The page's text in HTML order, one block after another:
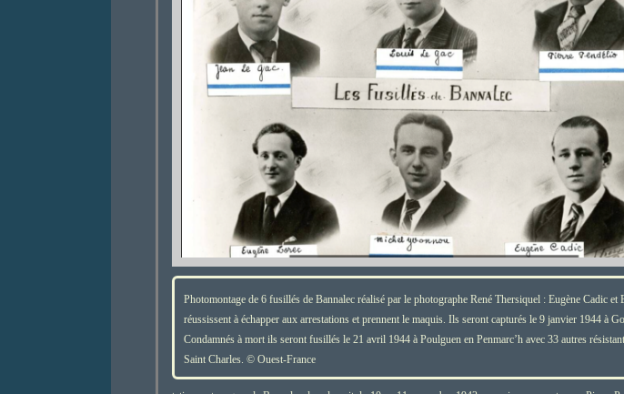
Photomontage de 6 fusillés de Bannalec réalisé par le photographe René Thersiquel : Eugène Cadic et
réussissent à échapper aux arrestations et prennent le maquis. Ils seront capturés le 9 janvier 1944 à
Condamnés à mort ils seront fusillés le 21 avril 1944 à Poulguen en Penmarc’h avec 33 autres
Saint Charles. © Ouest-France